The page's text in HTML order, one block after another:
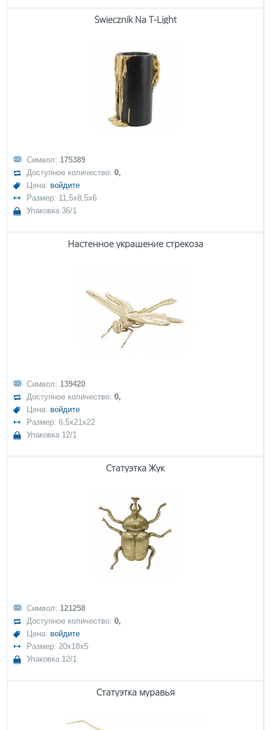
Świecznik Na T-Light
Символ: 175389
Доступное количество:0,
Цена: войдите
Размер: 11,5x8,5x6
Упаковка 36/1
Настенное украшение стрекоза
Символ: 139420
Доступное количество:0,
Цена: войдите
Размер: 6,5x21x22
Упаковка 12/1
Статуэтка Жук
Символ: 121258
Доступное количество:0,
Цена: войдите
Размер: 20x18x5
Упаковка 12/1
Статуэтка муравья